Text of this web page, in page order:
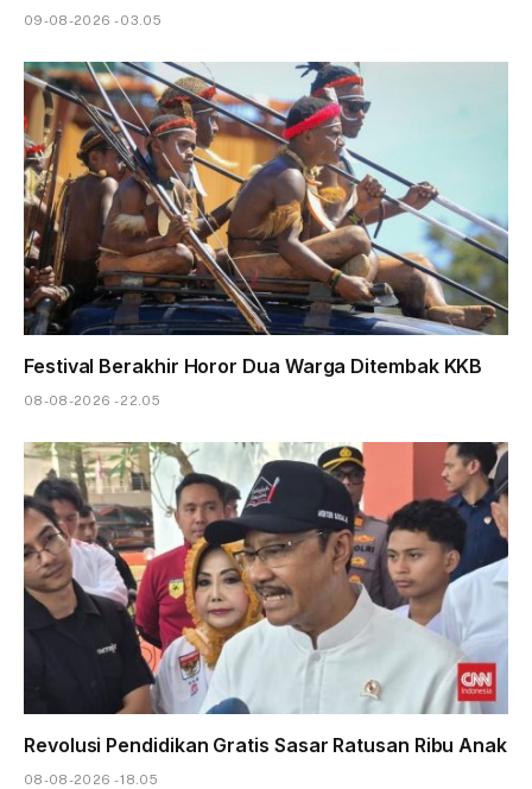
09-08-2026 - 03.05
Festival Berakhir Horor Dua Warga Ditembak KKB
08-08-2026 - 22.05
Revolusi Pendidikan Gratis Sasar Ratusan Ribu Anak
08-08-2026 - 18.05